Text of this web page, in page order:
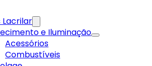
Lacrilar
e Iluminação
Acessórios
Combustíveis